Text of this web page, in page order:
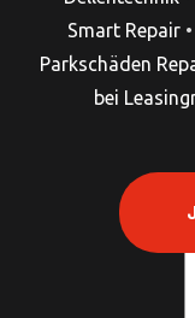
Smart Repair •
Parkschäden
bei